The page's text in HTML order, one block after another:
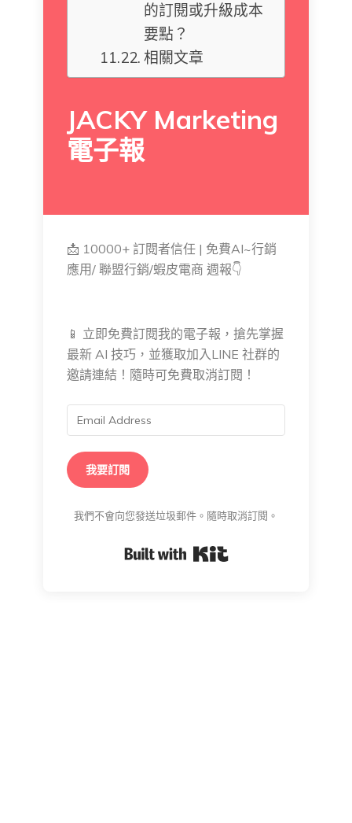
的訂閱或升級成本
要點？
相關文章
JACKY Marketing
電子報
📩 10000+ 訂閱者信任 | 免費AI~行銷
應用/ 聯盟行銷/蝦皮電商 週報👇
📱 立即免費訂閱我的電子報，搶先掌握
最新 AI 技巧，並獲取加入LINE 社群的
邀請連結！隨時可免費取消訂閱！
我要訂閱
我們不會向您發送垃圾郵件。隨時取消訂閱。